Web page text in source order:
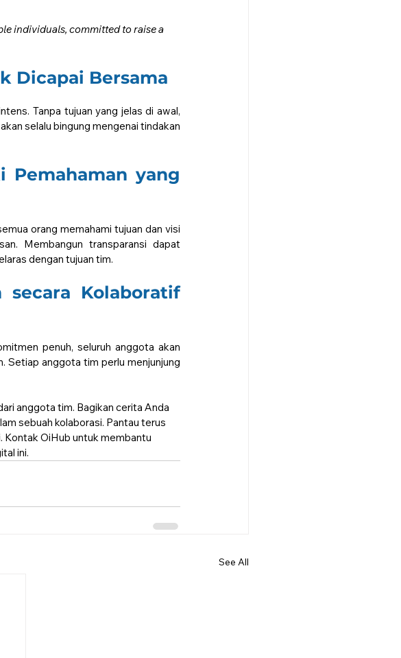
individuals, committed to raise a
Dicapai Bersama
Tanpa tujuan yang jelas di awal,
selalu bingung mengenai tindakan
Pemahaman yang
orang memahami tujuan dan visi
Membangun transparansi dapat
dengan tujuan tim.
secara Kolaboratif
penuh, seluruh anggota akan
Setiap anggota tim perlu menjunjung
anggota tim. Bagikan cerita Anda
sebuah kolaborasi. Pantau terus
Kontak OiHub untuk membantu
ini.
See All